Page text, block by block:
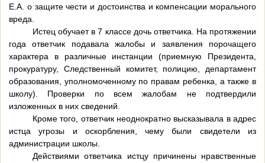
Е.А. о защите чести и достоинства и компенсации морального
вреда.
Истец обучает в 7 классе дочь ответчика. На протяжении
года ответчик подавала жалобы и заявления порочащего
характера в различные инстанции (приемную Президента,
прокуратуру, Следственный комитет, полицию, департамент
образования, уполномоченному по правам ребенка, а также в
школу). Проверки по всем жалобам не подтвердили
изложенных в них сведений.
Кроме того, ответчик неоднократно высказывала в адрес
истца угрозы и оскорбления, чему были свидетели из
администрации школы.
Действиями ответчика истцу причинены нравственные